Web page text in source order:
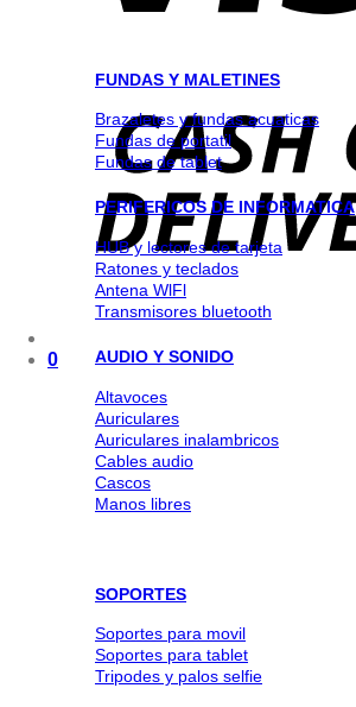
0
FUNDAS Y MALETINES
Brazaletes y fundas acuaticas
Fundas de portatil
Fundas de tablet
PERIFERICOS DE INFORMATICA
HUB y lectores de tarjeta
Ratones y teclados
Antena WlFl
Transmisores bluetooth
AUDIO Y SONIDO
Altavoces
Auriculares
Auriculares inalambricos
Cables audio
Cascos
Manos libres
SOPORTES
Soportes para movil
Soportes para tablet
Tripodes y palos selfie